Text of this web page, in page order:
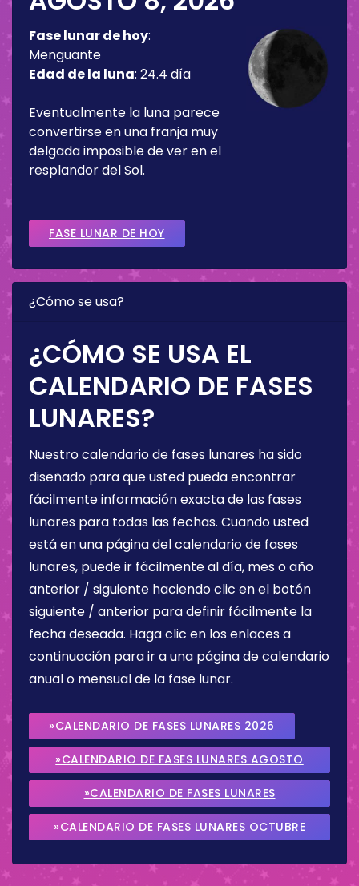
Fase lunar de hoy:
Menguante
Edad de la luna: 24.4 día
Eventualmente la luna parece
convertirse en una franja muy
delgada imposible de ver en el
resplandor del Sol.
FASE LUNAR DE HOY
¿Cómo se usa?
¿CÓMO SE USA EL
CALENDARIO DE FASES
LUNARES?
Nuestro calendario de fases lunares ha sido
diseñado para que usted pueda encontrar
fácilmente información exacta de las fases
lunares para todas las fechas. Cuando usted
está en una página del calendario de fases
lunares, puede ir fácilmente al día, mes o año
anterior / siguiente haciendo clic en el botón
siguiente / anterior para definir fácilmente la
fecha deseada. Haga clic en los enlaces a
continuación para ir a una página de calendario
anual o mensual de la fase lunar.
»CALENDARIO DE FASES LUNARES 2026
»CALENDARIO DE FASES LUNARES AGOSTO
2026
»CALENDARIO DE FASES LUNARES
SEPTIEMBRE 2026
»CALENDARIO DE FASES LUNARES OCTUBRE